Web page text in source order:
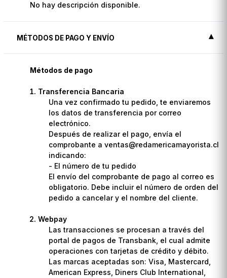
No hay descripción disponible.
MÉTODOS DE PAGO Y ENVÍO
Métodos de pago
Transferencia Bancaria
Una vez confirmado tu pedido, te enviaremos
los datos de transferencia por correo
electrónico.
Después de realizar el pago, envía el
comprobante a ventas@redamericamayorista.cl
indicando:
- El número de tu pedido
El envío del comprobante de pago al correo es
obligatorio. Debe incluir el número de orden del
pedido a cancelar y el nombre del cliente.
Webpay
Las transacciones se procesan a través del
portal de pagos de Transbank, el cual admite
operaciones con tarjetas de crédito y débito.
Las marcas aceptadas son: Visa, Mastercard,
American Express, Diners Club International,